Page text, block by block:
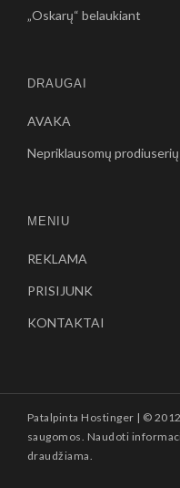
„Oskarų“ belaukiant
DRAUGAI
AVAKA
Nepriklausomų prodiuserių
MENIU
REKLAMA
PRISIJUNK
KONTAKTAI
Patalpinta Hostinger | ©
saugomos. Naudoti
draudžiama.